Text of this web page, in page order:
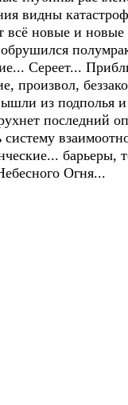
видны
всё новые и
Сереет...
произвол,
из подполья
последний
барьеры,
Небесного